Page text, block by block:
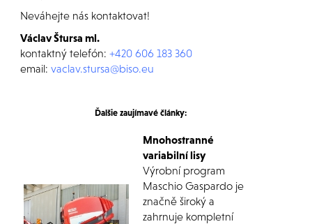
Neváhejte nás kontaktovat!
Václav Štursa ml.
kontaktný telefón: +420 606 183 360
email: vaclav.stursa@biso.eu
Ďalšie zaujímavé články:
Mnohostranné
variabilní lisy
Výrobní program
Maschio Gaspardo je
značně široký a
zahrnuje kompletní